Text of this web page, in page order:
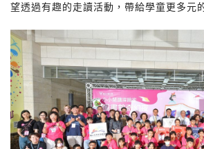
望透過有趣的走讀活動，帶給學童更多元